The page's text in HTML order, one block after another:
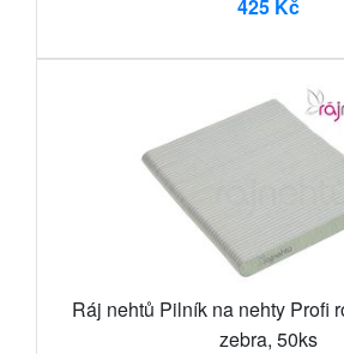
425 Kč
Ráj nehtů Pilník na nehty Profi
zebra, 50ks